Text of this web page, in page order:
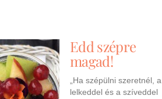
Edd szépre
magad!
„Ha szépülni szeretnél, a
lelkeddel és a szíveddel